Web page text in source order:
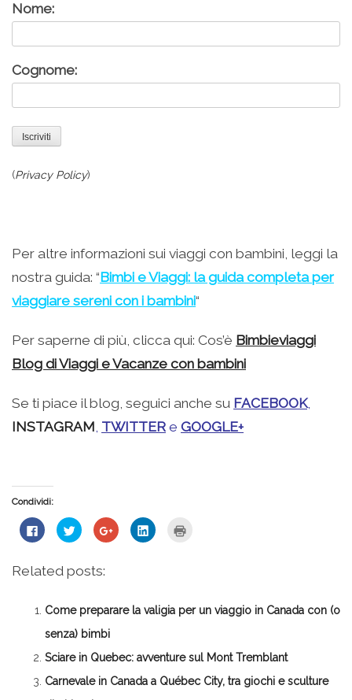
Nome:
Cognome:
(Privacy Policy)
Per altre informazioni sui viaggi con bambini, leggi la
nostra guida: “Bimbi e Viaggi: la guida completa per
viaggiare sereni con i bambini“
Per saperne di più, clicca qui: Cos’è Bimbieviaggi
Blog di Viaggi e Vacanze con bambini
Se ti piace il blog, seguici anche su FACEBOOK,
INSTAGRAM TWITTER e GOOGLE+
Condividi:
Fai
clic
su
Facebook
una
finestra)
Fai
clic
condividere
su
in
nuova
finestra)
Fai
clic
apre
in
Fai
clic
apre
in nuova
Related posts:
Come preparare la valigia per un viaggio in Canada con (o
senza) bimbi
Sciare in Quebec: avventure sul Mont Tremblant
Carnevale in Canada a Québec City, tra giochi e sculture